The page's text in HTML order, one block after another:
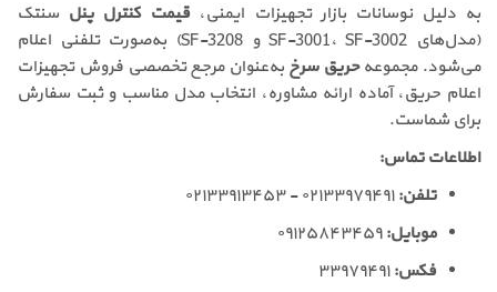
به دلیل نوسانات بازار تجهیزات ایمنی،قیمت کنترل پنل سنتک
(مدل‌های SF-3001، SF-3002 و SF-3208) به‌صورت تلفنی اعلام
می‌شود. مجموعهحریق سرخ به‌عنوان مرجع تخصصی فروش تجهیزات
اعلام حریق، آماده ارائه مشاوره، انتخاب مدل مناسب و ثبت سفارش
برای شماست.
اطلاعات تماس:
تلفن:۰۲۱۳۳۹۷۹۴۹۱ - ۰۲۱۳۳۹۱۳۴۵۳
موبایل:۰۹۱۲۵۸۴۳۴۵۹
فکس:۳۳۹۷۹۴۹۱